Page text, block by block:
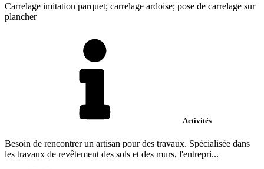
Carrelage imitation parquet; carrelage ardoise; pose de carrelage sur
plancher
Activités
Besoin de rencontrer un artisan pour des travaux. Spécialisée dans
les travaux de revêtement des sols et des murs, l'entrepri...